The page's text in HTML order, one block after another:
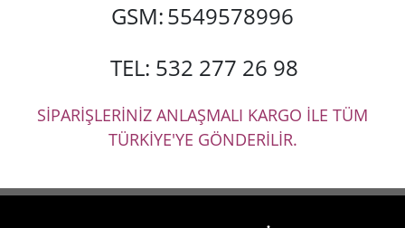
GSM:5549578996
TEL: 532 277 26 98
SİPARİŞLERİNİZ ANLAŞMALI KARGO İLE TÜM
TÜRKİYE'YE GÖNDERİLİR.